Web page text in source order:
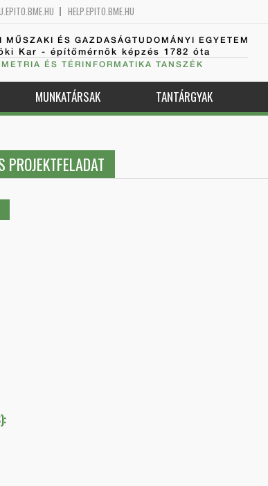
HELP.EPITO.BME.HU
MŰSZAKI ÉS GAZDASÁGTUDOMÁNYI EGYETEM
Kar - építőmérnök képzés 1782 óta
ÉS TÉRINFORMATIKA TANSZÉK
MUNKATÁRSAK TANTÁRGYAK
PROJEKTFELADAT